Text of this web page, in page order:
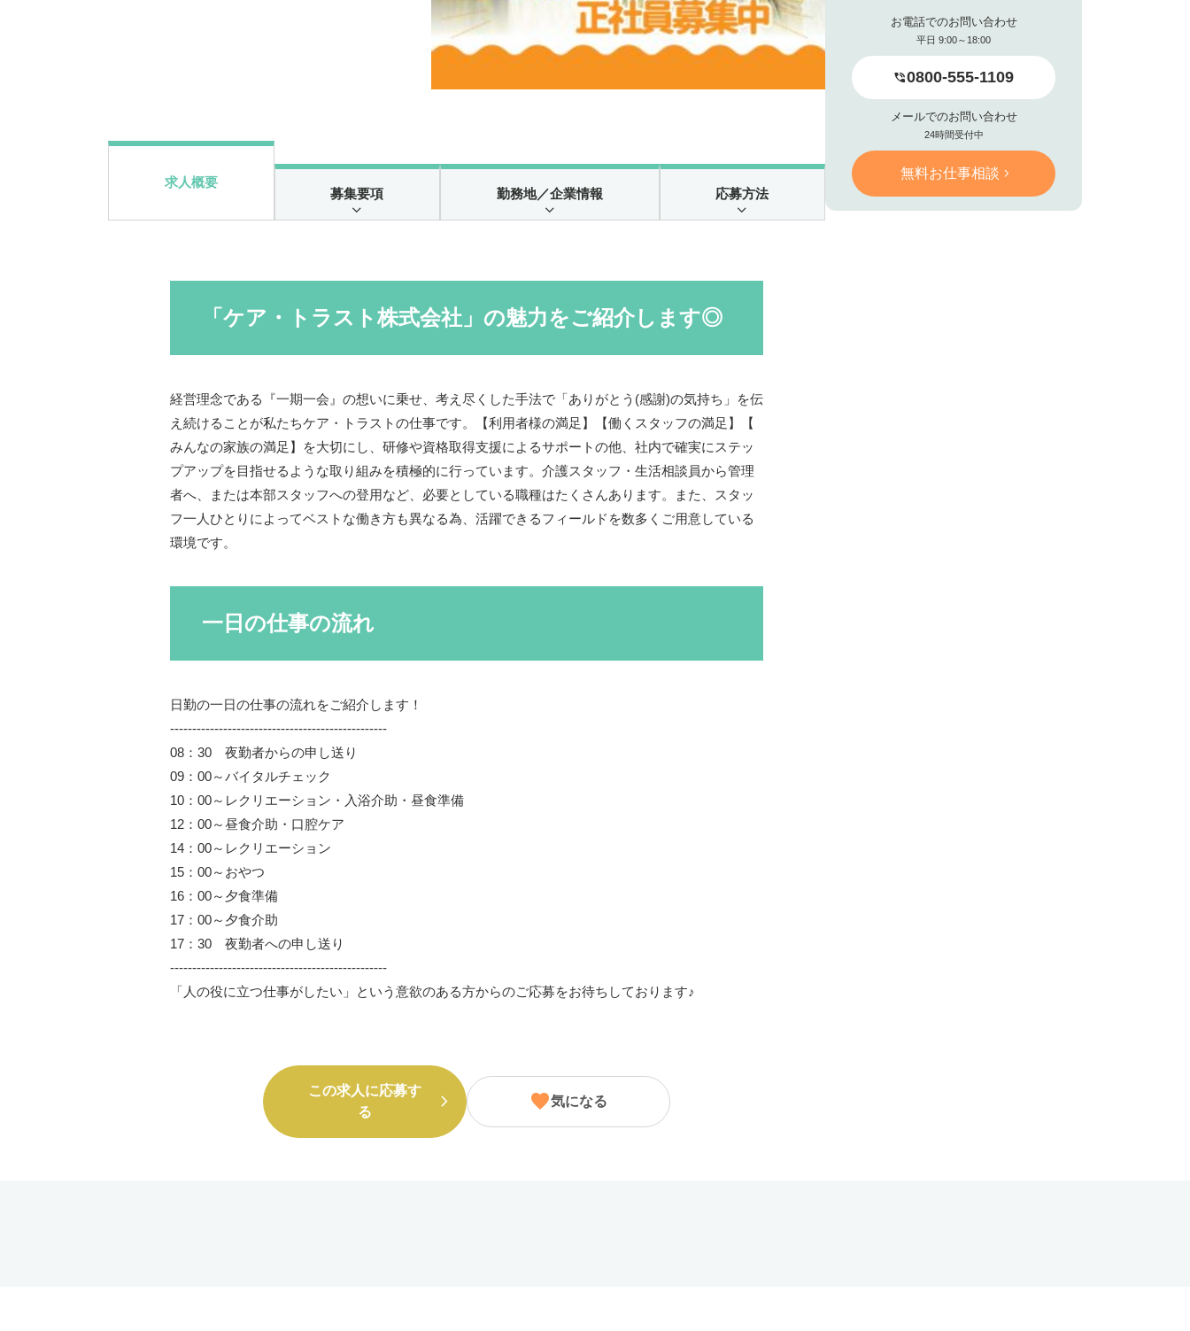
求人概要
募集要項 勤務地／企業情報 応募方法
「ケア・トラスト株式会社」の魅力をご紹介します◎
経営理念である『一期一会』の想いに乗せ、考え尽くした手法で「ありがとう(感謝)の気持ち」を伝
え続けることが私たちケア・トラストの仕事です。【利用者様の満足】【働くスタッフの満足】【
みんなの家族の満足】を大切にし、研修や資格取得支援によるサポートの他、社内で確実にステッ
プアップを目指せるような取り組みを積極的に行っています。介護スタッフ・生活相談員から管理
者へ、または本部スタッフへの登用など、必要としている職種はたくさんあります。また、スタッ
フ一人ひとりによってベストな働き方も異なる為、活躍できるフィールドを数多くご用意している
環境です。
一日の仕事の流れ
日勤の一日の仕事の流れをご紹介します！
-------------------------------------------------
08：30 夜勤者からの申し送り
09：00～バイタルチェック
10：00～レクリエーション・入浴介助・昼食準備
12：00～昼食介助・口腔ケア
14：00～レクリエーション
15：00～おやつ
16：00～夕食準備
17：00～夕食介助
17：30 夜勤者への申し送り
-------------------------------------------------
「人の役に立つ仕事がしたい」という意欲のある方からのご応募をお待ちしております♪
この求人に応募す
る
気になる
お電話でのお問い合わせ
平日 9:00～18:00
0800-555-1109
メールでのお問い合わせ
24時間受付中
無料お仕事相談